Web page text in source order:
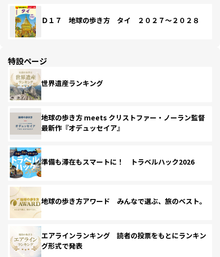
Ｄ１７ 地球の歩き方 タイ ２０２７～２０２８
特設ページ
世界遺産ランキング
地球の歩き方 meets クリストファー・ノーラン監督
最新作『オデュッセイア』
準備も滞在もスマートに！ トラベルハック2026
地球の歩き方アワード みんなで選ぶ、旅のベスト。
エアラインランキング 読者の投票をもとにランキン
グ形式で発表